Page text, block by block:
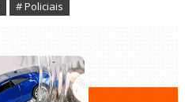
# Policiais